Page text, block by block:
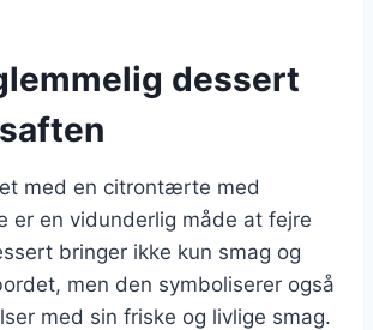
dessert
med en citrontærte med
er en vidunderlig måde at fejre
bringer ikke kun smag og
men den symboliserer også
med sin friske og livlige smag.